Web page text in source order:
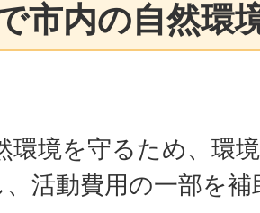
市内の自然環
環境を守るため、環
、活動費用の一部を